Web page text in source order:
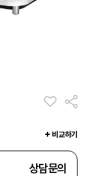
비교하기
상담문의